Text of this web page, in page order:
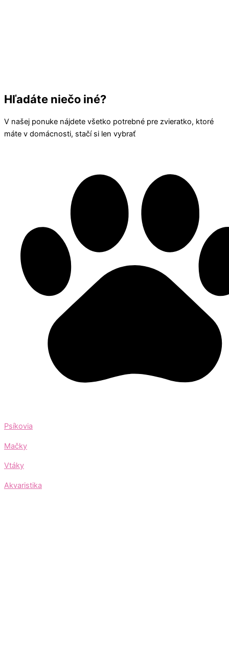
Hľadáte niečo iné?
V našej ponuke nájdete všetko potrebné pre zvieratko, ktoré
máte v domácnosti, stačí si len vybrať
Psíkovia
Mačky
Vtáky
Akvaristika